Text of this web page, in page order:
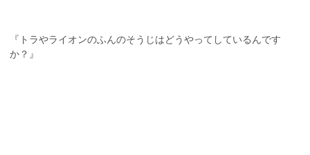
『トラやライオンのふんのそうじはどうやってしているんです
か？』